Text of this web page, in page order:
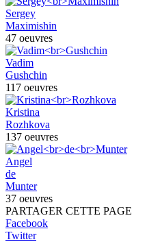
Sergey
Maximishin
47 oeuvres
Vadim
Gushchin
117 oeuvres
Kristina
Rozhkova
137 oeuvres
Angel
de
Munter
37 oeuvres
PARTAGER CETTE PAGE
Facebook
Twitter